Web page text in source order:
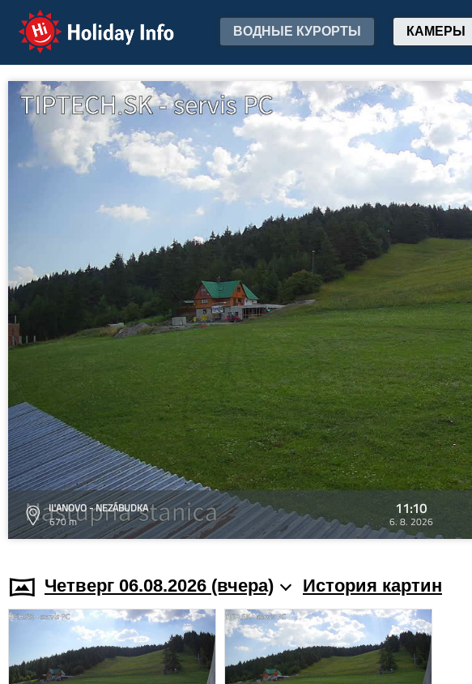
Holiday Info ВОДНЫЕ КУРОРТЫ КАМЕРЫ
IĽANOVO - NEZÁBUDKA
670 m
11:10
6. 8. 2026
Четверг 06.08.2026 (вчера) История картин